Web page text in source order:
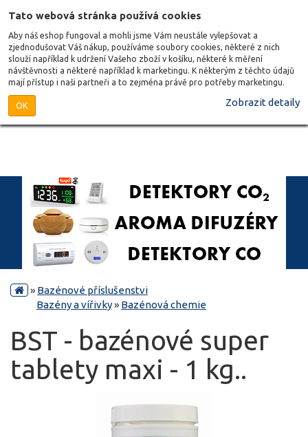
Tato webová stránka používá cookies
Aby náš eshop fungoval a mohli jsme Vám neustále vylepšovat a
zjednodušovat Váš nákup, používáme soubory cookies, některé z nich
slouží například k udržení Vašeho zboží v košíku, některé k měření
návštěvnosti a některé například k marketingu. K některým z těchto údajů
mají přístup i naši partneři a to zejména právě pro potřeby marketingu.
OK Zobrazit detaily
» Bazénové příslušenstvi
Bazény a vířivky» Bazénová chemie
BST - bazénové super
tablety maxi - 1 kg..